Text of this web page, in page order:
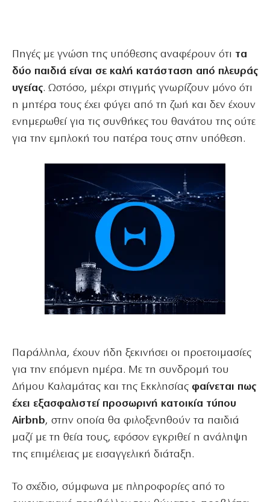
Πηγές με γνώση της υπόθεσης αναφέρουν ότι τα
δύο παιδιά είναι σε καλή κατάσταση από πλευράς
υγείας. Ωστόσο, μέχρι στιγμής γνωρίζουν μόνο ότι
η μητέρα τους έχει φύγει από τη ζωή και δεν έχουν
ενημερωθεί για τις συνθήκες του θανάτου της ούτε
για την εμπλοκή του πατέρα τους στην υπόθεση.
Παράλληλα, έχουν ήδη ξεκινήσει οι προετοιμασίες
για την επόμενη ημέρα. Με τη συνδρομή του
Δήμου Καλαμάτας και της Εκκλησίας φαίνεται πως
έχει εξασφαλιστεί προσωρινή κατοικία τύπου
Airbnb, στην οποία θα φιλοξενηθούν τα παιδιά
μαζί με τη θεία τους, εφόσον εγκριθεί η ανάληψη
της επιμέλειας με εισαγγελική διάταξη.
Το σχέδιο, σύμφωνα με πληροφορίες από το